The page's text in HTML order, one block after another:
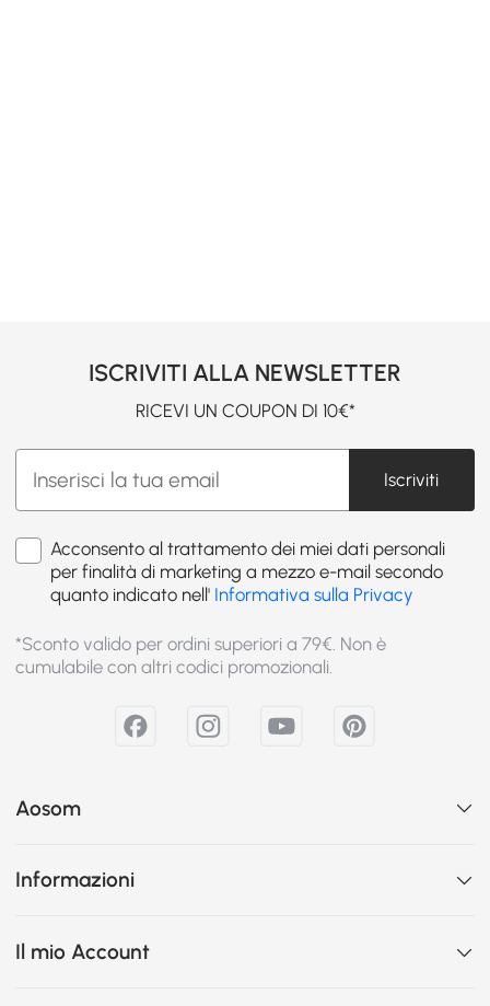
ISCRIVITI ALLA NEWSLETTER
RICEVI UN COUPON DI 10€*
Iscriviti
Acconsento al trattamento dei miei dati personali
per finalità di marketing a mezzo e-mail secondo
quanto indicato nell' Informativa sulla Privacy
*Sconto valido per ordini superiori a 79€. Non è
cumulabile con altri codici promozionali.
Aosom
Informazioni
Il mio Account